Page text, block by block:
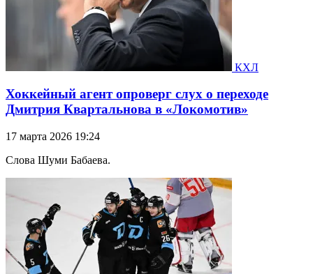
КХЛ
Хоккейный агент опроверг слух о переходе
Дмитрия Квартальнова в «Локомотив»
17 марта 2026 19:24
Слова Шуми Бабаева.